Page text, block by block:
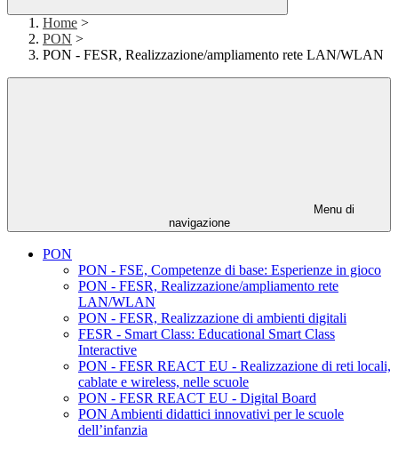
Home >
PON >
PON - FESR, Realizzazione/ampliamento rete LAN/WLAN
Menu di
navigazione
PON
PON - FSE, Competenze di base: Esperienze in gioco
PON - FESR, Realizzazione/ampliamento rete
LAN/WLAN
PON - FESR, Realizzazione di ambienti digitali
FESR - Smart Class: Educational Smart Class
Interactive
PON - FESR REACT EU - Realizzazione di reti locali,
cablate e wireless, nelle scuole
PON - FESR REACT EU - Digital Board
PON Ambienti didattici innovativi per le scuole
dell’infanzia